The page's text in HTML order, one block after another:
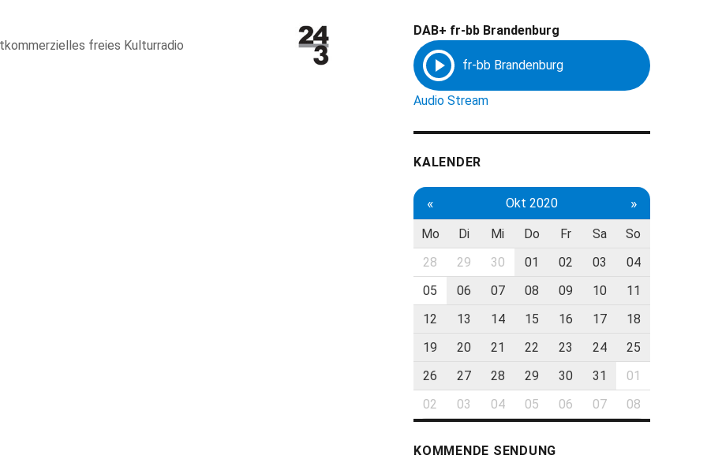
freies Kulturradio
DAB+ fr-bb Brandenburg
Audio Stream
KALENDER
« Okt 2020 »
Mo Di Mi Do Fr Sa
So
28
29 30 01 02 03
04
05
06 07 08 09 10
11
12
13 14 15 16 17
18
19
20 21 22 23 24
25
26
27 28 29 30 31
01
02
03 04 05 06 07 08
KOMMENDE SENDUNG